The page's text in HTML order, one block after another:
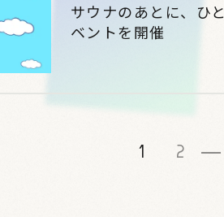
サウナのあとに、ひ
ベントを開催
1 2